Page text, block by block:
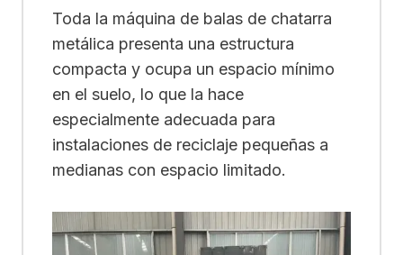
Toda la máquina de balas de chatarra
metálica presenta una estructura
compacta y ocupa un espacio mínimo
en el suelo, lo que la hace
especialmente adecuada para
instalaciones de reciclaje pequeñas a
medianas con espacio limitado.